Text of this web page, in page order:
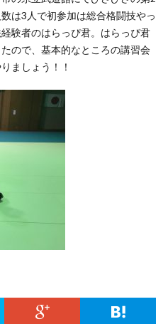
は3人で初参加は総合格闘技やっ
験者のはらっぴ君。はらっぴ君
ので、基本的なところの講習会
ましょう！！